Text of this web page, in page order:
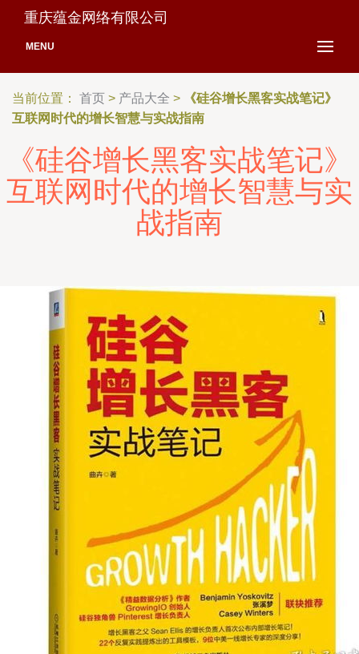
重庆蕴金网络有限公司
MENU
当前位置： 首页 > 产品大全 >
《硅谷增长黑客实战笔记》
互联网时代的增长智慧与实战指南
《硅谷增长黑客实战笔记》
互联网时代的增长智慧与实
战指南